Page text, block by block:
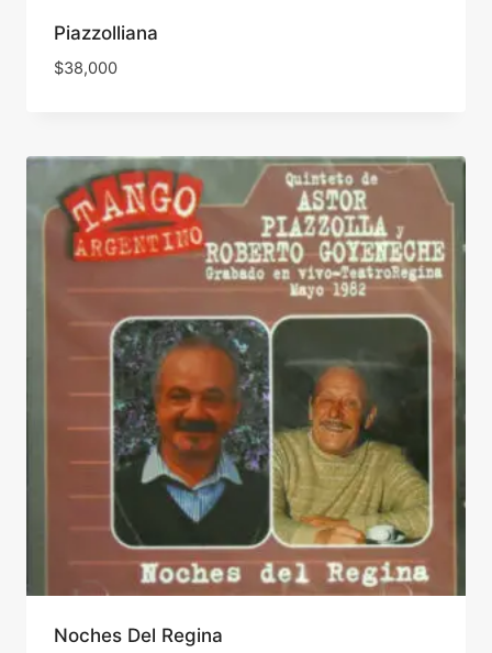
Piazzolliana
$38,000
Noches Del Regina